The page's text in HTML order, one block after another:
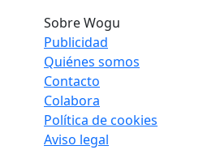
Sobre Wogu
Publicidad
Quiénes somos
Contacto
Colabora
Política de cookies
Aviso legal